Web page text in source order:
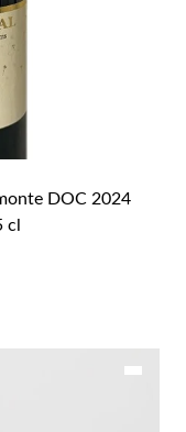
DOC 2024
cl